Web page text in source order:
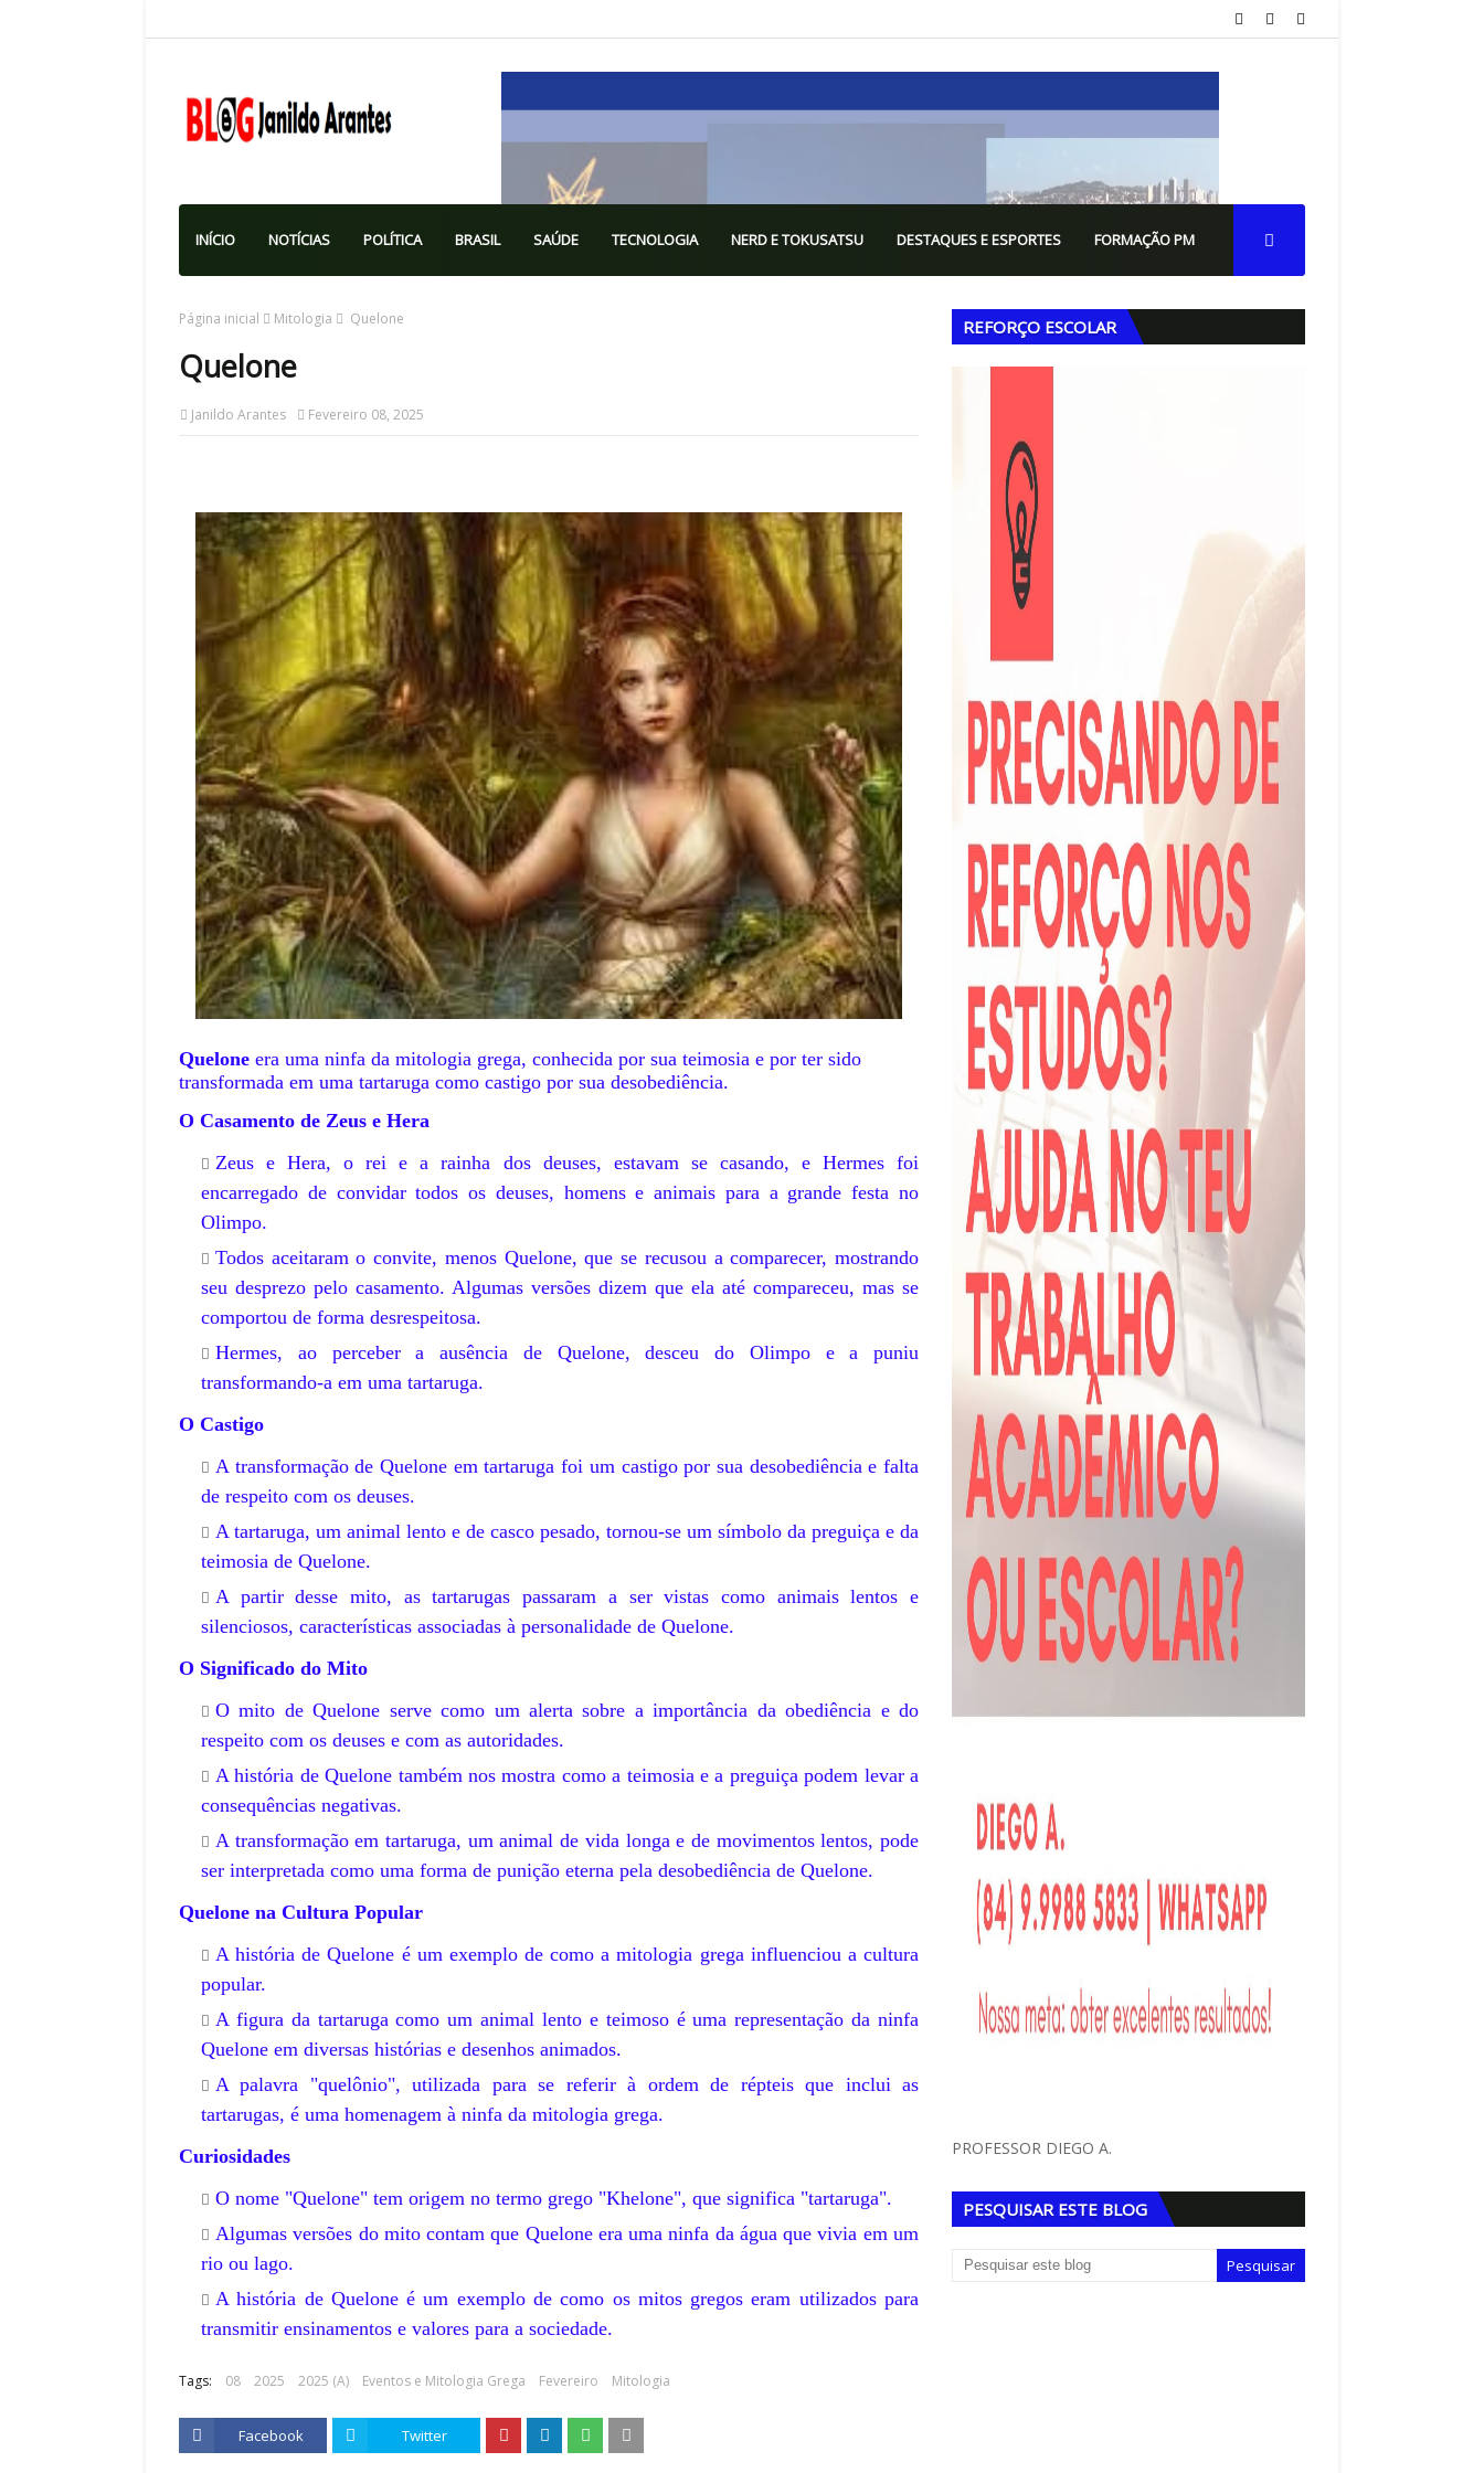
INÍCIO NOTÍCIAS POLÍTICA BRASIL SAÚDE TECNOLOGIA NERD E TOKUSATSU DESTAQUES E ESPORTES FORMAÇÃO PM
Página inicial Mitologia Quelone
Quelone
Janildo Arantes Fevereiro 08, 2025
Quelone era uma ninfa da mitologia grega, conhecida por sua teimosia e por ter sido
transformada em uma tartaruga como castigo por sua desobediência.
O Casamento de Zeus e Hera
Zeus e Hera, o rei e a rainha dos deuses, estavam se casando, e Hermes foi
encarregado de convidar todos os deuses, homens e animais para a grande festa no
Olimpo.
Todos aceitaram o convite, menos Quelone, que se recusou a comparecer, mostrando
seu desprezo pelo casamento. Algumas versões dizem que ela até compareceu, mas se
comportou de forma desrespeitosa.
Hermes, ao perceber a ausência de Quelone, desceu do Olimpo e a puniu
transformando-a em uma tartaruga.
O Castigo
A transformação de Quelone em tartaruga foi um castigo por sua desobediência e falta
de respeito com os deuses.
A tartaruga, um animal lento e de casco pesado, tornou-se um símbolo da preguiça e da
teimosia de Quelone.
A partir desse mito, as tartarugas passaram a ser vistas como animais lentos e
silenciosos, características associadas à personalidade de Quelone.
O Significado do Mito
O mito de Quelone serve como um alerta sobre a importância da obediência e do
respeito com os deuses e com as autoridades.
A história de Quelone também nos mostra como a teimosia e a preguiça podem levar a
consequências negativas.
A transformação em tartaruga, um animal de vida longa e de movimentos lentos, pode
ser interpretada como uma forma de punição eterna pela desobediência de Quelone.
Quelone na Cultura Popular
A história de Quelone é um exemplo de como a mitologia grega influenciou a cultura
popular.
A figura da tartaruga como um animal lento e teimoso é uma representação da ninfa
Quelone em diversas histórias e desenhos animados.
A palavra "quelônio", utilizada para se referir à ordem de répteis que inclui as
tartarugas, é uma homenagem à ninfa da mitologia grega.
Curiosidades
O nome "Quelone" tem origem no termo grego "Khelone", que significa "tartaruga".
Algumas versões do mito contam que Quelone era uma ninfa da água que vivia em um
rio ou lago.
A história de Quelone é um exemplo de como os mitos gregos eram utilizados para
transmitir ensinamentos e valores para a sociedade.
Tags: 08 2025 2025 (A) Eventos e Mitologia Grega Fevereiro Mitologia
Facebook Twitter
REFORÇO ESCOLAR
PROFESSOR DIEGO A.
PESQUISAR ESTE BLOG